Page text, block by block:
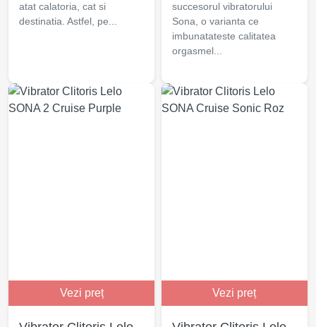
atat calatoria, cat si
destinatia. Astfel, pe...
succesorul vibratorului
Sona, o varianta ce
imbunatateste calitatea
orgasmel...
Vezi preț Vezi preț